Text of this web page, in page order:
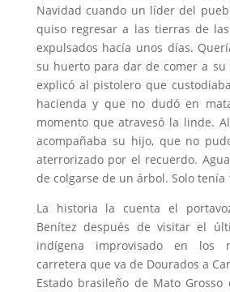
Navidad cuando un líder del
quiso regresar a las tierras de
expulsados hacía unos días.
su huerto para dar de comer a
explicó al pistolero que
hacienda y que no dudó en
momento que atravesó la linde.
acompañaba su hijo, que no
aterrorizado por el recuerdo.
de colgarse de un árbol. Solo tenía
La historia la cuenta el
Benítez después de visitar el
indígena improvisado en los
carretera que va de Dourados a
Estado brasileño de Mato